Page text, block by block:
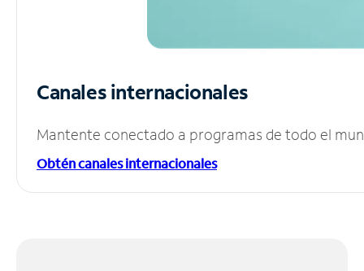
Canales internacionales
Mantente conectado a programas de todo el
Obtén canales internacionales